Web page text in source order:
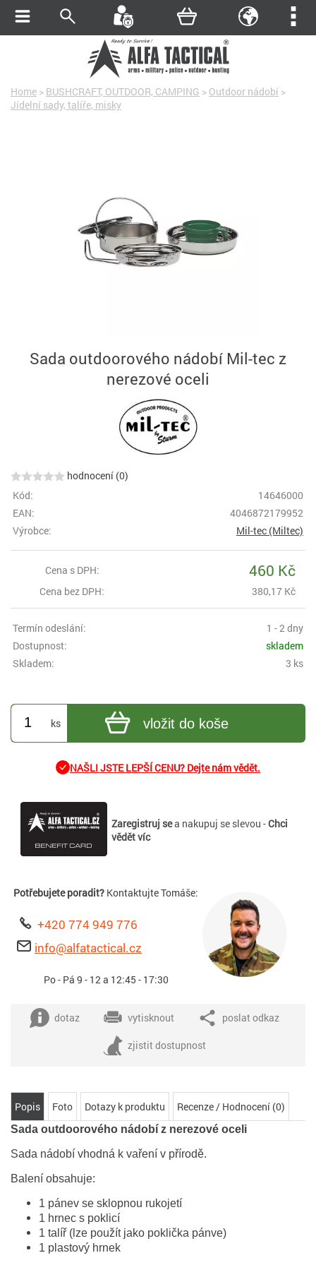
Home > BUSHCRAFT, OUTDOOR, CAMPING > Outdoor nádobí >
Jídelní sady, talíře, misky
Sada outdoorového nádobí Mil-tec z
nerezové oceli
hodnocení (0)
Kód:
14646000
EAN:
4046872179952
Výrobce:
Mil-tec (Miltec)
Cena s DPH: 460 Kč
Cena bez DPH: 380,17 Kč
Termín odeslání:
1 - 2 dny
Dostupnost:
skladem
Skladem:
3 ks
ks vložit do koše
NAŠLI JSTE LEPŠÍ CENU? Dejte nám vědět.
Zaregistruj sea nakupuj se slevou -Chci
vědět víc
Potřebujete poradit? Kontaktujte Tomáše:
+420 774 949 776
info@alfatactical.cz
Po - Pá 9 - 12 a 12:45 - 17:30
dotaz vytisknout poslat odkaz
zjistit dostupnost
Popis Foto Dotazy k produktu Recenze / Hodnocení (0)
Sada outdoorového nádobí z nerezové oceli
Sada nádobí vhodná k vaření v přírodě.
Balení obsahuje:
1 pánev se sklopnou rukojetí
1 hrnec s poklicí
1 talíř (lze použít jako poklička pánve)
1 plastový hrnek